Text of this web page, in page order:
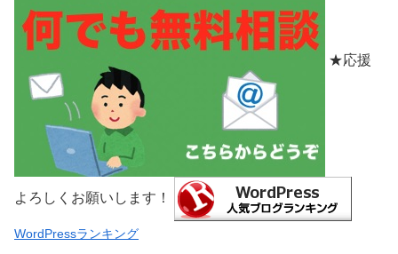
★応援
よろしくお願いします！
WordPressランキング